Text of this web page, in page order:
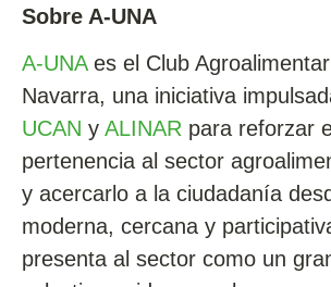
Sobre A-UNA
A-UNAes el Club
Navarra, una iniciativa
UCAN y ALINAR para reforzar
pertenencia al sector
y acercarlo a la ciudadanía
moderna, cercana y
presenta al sector como un